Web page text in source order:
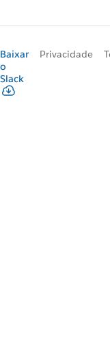
Baixar
o
Slack
Privacidade